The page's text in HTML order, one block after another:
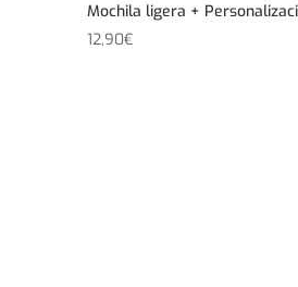
Mochila ligera +
12,90€